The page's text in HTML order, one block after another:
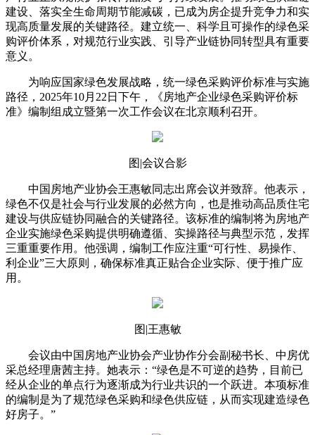
建设、落实全生命周期节能减碳，已成为房企提升竞争力和实
现高质量发展的关键路径。建立统一、科学且可操作的绿色采
购评价体系，对规范行业实践、引导产业链协同转型具有重要
意义。
为响应国家绿色发展战略，统一绿色采购评价标准与实施
路径，2025年10月22日下午，《房地产企业绿色采购评价标
准》编制组成立暨第一次工作会议在北京顺利召开。
图|会议合影
中国房地产业协会王惠敏同志出席会议并致辞。他表示，
绿色不仅是社会与行业发展的必然方向，也是推动高品质住宅
建设与供应链协同融合的关键路径。该标准的编制将为房地产
企业实施绿色采购提供明确遵循、实操路径与典型示范，发挥
三重重要作用。他强调，编制工作应注重“可行性、易操作、
利企业”三大原则，确保标准真正贴合企业实际、便于推广应
用。
图|王惠敏
会议由中国房地产业协会产业协作分会副秘书长、中房优
采总经理唐茜主持。她表示：“绿色是不可逆的趋势，目前已
经从企业的单点行为逐渐成为行业共识的一个跃进。本项标准
的编制是为了规范绿色采购和绿色供应链，从而实现建造绿色
好房子。”